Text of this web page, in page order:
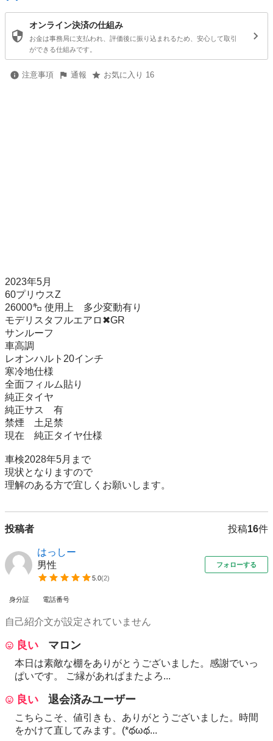
オンライン決済の仕組み
お金は事務局に支払われ、評価後に振り込まれるため、安心して取引
ができる仕組みです。
注意事項 通報 お気に入り 16
2023年5月
60プリウスZ
26000㌔ 使用上　多少変動有り
モデリスタフルエアロ✖GR
サンルーフ
車高調
レオンハルト20インチ
寒冷地仕様
全面フィルム貼り
純正タイヤ
純正サス　有
禁煙　土足禁
現在　純正タイヤ仕様
車検2028年5月まで
現状となりますので
理解のある方で宜しくお願いします。
投稿者 投稿16件
はっしー
男性
5.0(2)
フォローする
身分証 電話番号
自己紹介文が設定されていません
良い マロン
本日は素敵な棚をありがとうございました。感謝でいっ
ぱいです。 ご縁があればまたよろ...
良い 退会済みユーザー
こちらこそ、値引きも、ありがとうございました。時間
をかけて直してみます。(*థωథ...